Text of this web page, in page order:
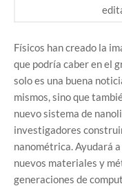
Físicos han creado la
que podría caber en el
solo es una buena
mismos, sino que
nuevo sistema de
investigadores
nanométrica. Ayudará
nuevos materiales y
generaciones de